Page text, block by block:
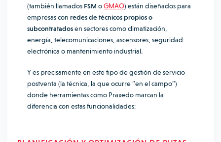
(también llamados FSM oGMAO) están diseñados para
empresas con redes de técnicos propios o
subcontratadosen sectores como climatización,
energía, telecomunicaciones, ascensores, seguridad
electrónica o mantenimiento industrial.
Y es precisamente en este tipo de gestión de servicio
postventa (la técnica, la que ocurre “en el campo”)
donde herramientas como Praxedo marcan la
diferencia con estas funcionalidades: